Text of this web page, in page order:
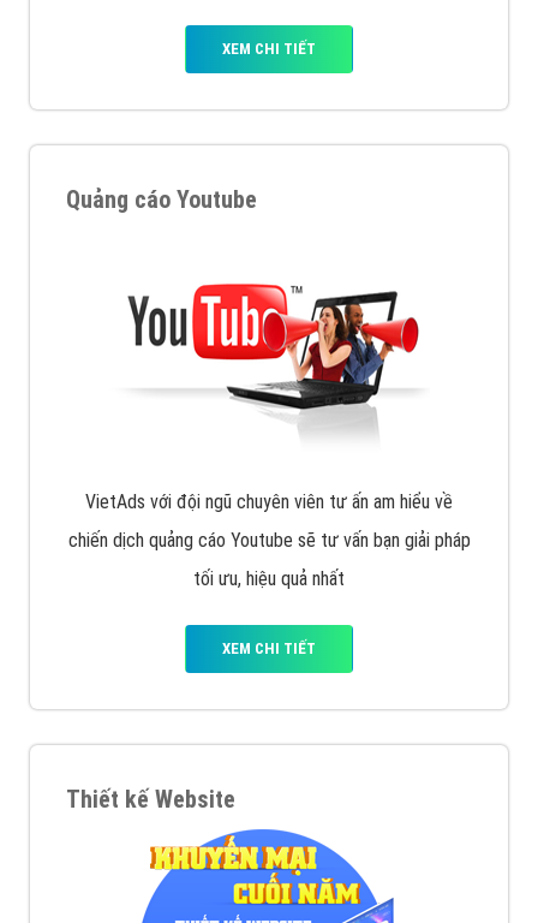
XEM CHI TIẾT
Quảng cáo Youtube
VietAds với đội ngũ chuyên viên tư ấn am hiểu về
chiến dịch quảng cáo Youtube sẽ tư vấn bạn giải pháp
tối ưu, hiệu quả nhất
XEM CHI TIẾT
Thiết kế Website